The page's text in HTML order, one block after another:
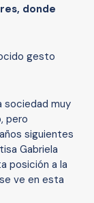
donde
gesto
sociedad muy
pero
siguientes
Gabriela
posición a la
ve en esta